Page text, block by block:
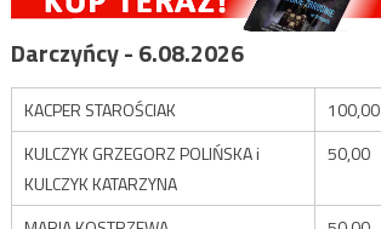
Darczyńcy - 6.08.2026
KACPER STAROŚCIAK
100,00
KULCZYK GRZEGORZ POLIŃSKA i
KULCZYK KATARZYNA
50,00